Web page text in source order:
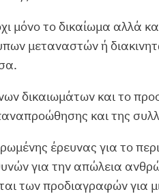
μόνο το δικαίωμα
μεταναστών ή
δικαιωμάτων και το
και της
έρευνας για το
για την απώλεια
των προδιαγραφών